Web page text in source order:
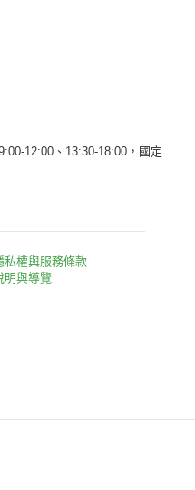
12:00、13:30-18:00，國定
私權與服務條款
明與導覽